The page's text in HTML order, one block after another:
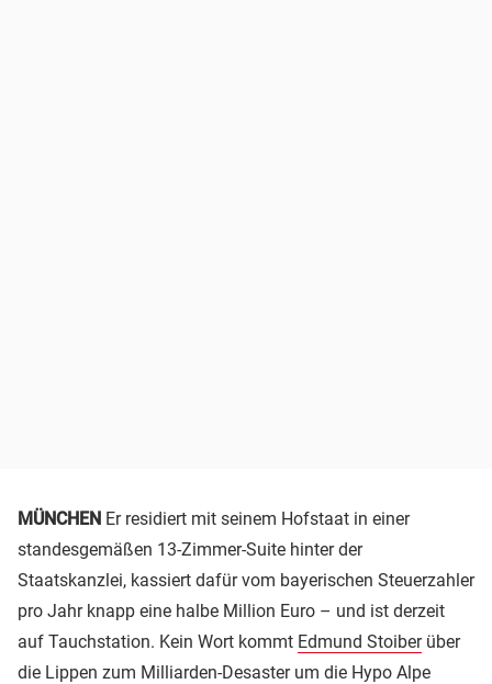
MÜNCHEN Er residiert mit seinem Hofstaat in einer
standesgemäßen 13-Zimmer-Suite hinter der
Staatskanzlei, kassiert dafür vom bayerischen Steuerzahler
pro Jahr knapp eine halbe Million Euro – und ist derzeit
auf Tauchstation. Kein Wort kommt Edmund Stoiberüber
die Lippen zum Milliarden-Desaster um die Hypo Alpe